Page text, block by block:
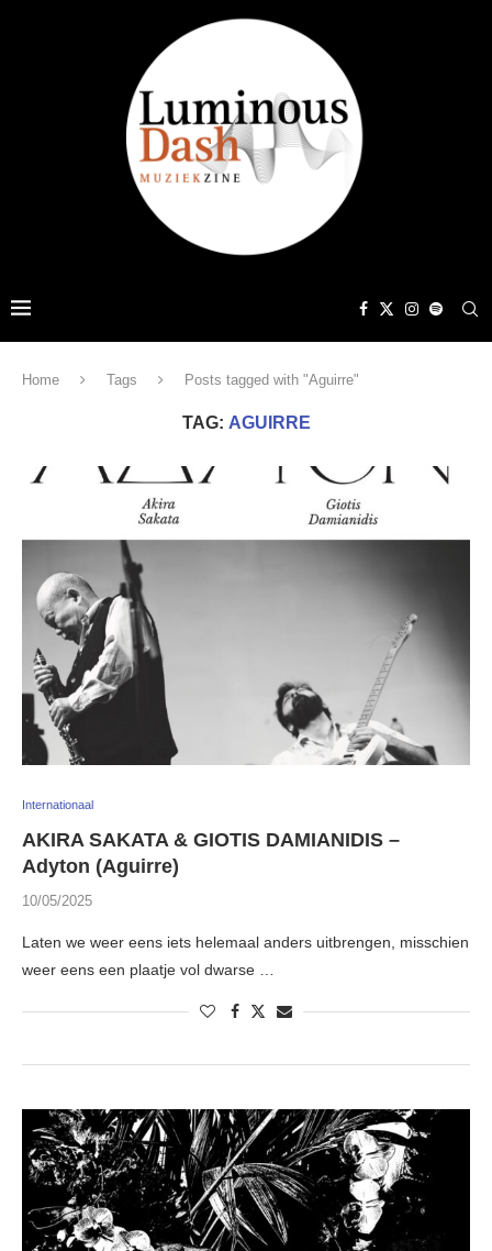
Home Tags Posts tagged with "Aguirre"
TAG: AGUIRRE
Internationaal
AKIRA SAKATA & GIOTIS DAMIANIDIS –
Adyton (Aguirre)
10/05/2025
Laten we weer eens iets helemaal anders uitbrengen, misschien
weer eens een plaatje vol dwarse …